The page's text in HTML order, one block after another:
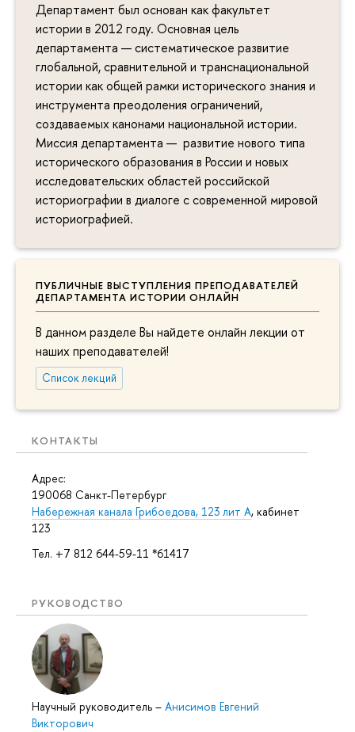
Департамент был основан как факультет
истории в 2012 году. Основная цель
департамента — систематическое развитие
глобальной, сравнительной и транснациональной
истории как общей рамки исторического знания и
инструмента преодоления ограничений,
создаваемых канонами национальной истории.
Миссия департамента — развитие нового типа
исторического образования в России и новых
исследовательских областей российской
историографии в диалоге с современной мировой
историографией.
ПУБЛИЧНЫЕ ВЫСТУПЛЕНИЯ ПРЕПОДАВАТЕЛЕЙ
ДЕПАРТАМЕНТА ИСТОРИИ ОНЛАЙН
В данном разделе Вы найдете онлайн лекции от
наших преподавателей!
Список лекций
КОНТАКТЫ
Адрес:
190068 Санкт-Петербург
Набережная канала Грибоедова, 123 лит А, кабинет
123
Тел. +7 812 644-59-11 *61417
РУКОВОДСТВО
Научный руководитель – Анисимов Евгений
Викторович